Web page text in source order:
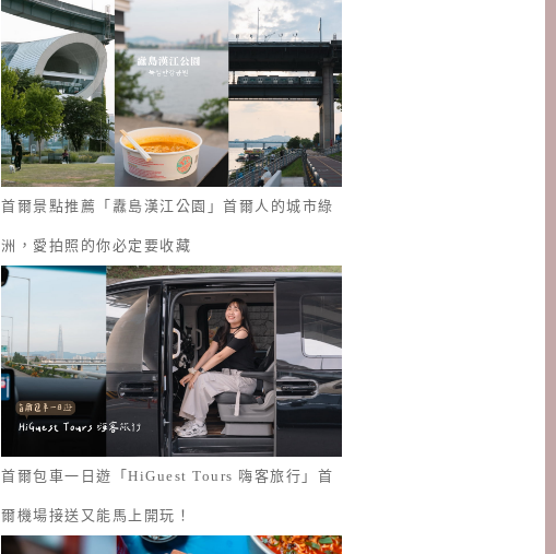
首爾景點推薦「纛島漢江公園」首爾人的城市綠
洲，愛拍照的你必定要收藏
首爾包車一日遊「HiGuest Tours 嗨客旅行」首
爾機場接送又能馬上開玩！